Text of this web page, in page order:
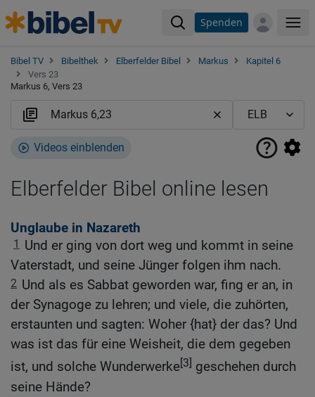
Spenden
Bibel TV Bibelthek Elberfelder Bibel Markus
Kapitel 6
Vers 23
Markus 6, Vers 23
Videos einblenden
Elberfelder Bibel online lesen
Unglaube in Nazareth
1
Und er ging von dort weg und kommt in seine
Vaterstadt, und seine Jünger folgen ihm nach.
2 Und als es Sabbat geworden war, fing er an, in
der Synagoge zu lehren; und viele, die zuhörten,
erstaunten und sagten: Woher {hat} der das? Und
was ist das für eine Weisheit, die dem gegeben
ist, und solche Wunderwerke[3] geschehen durch
seine Hände?